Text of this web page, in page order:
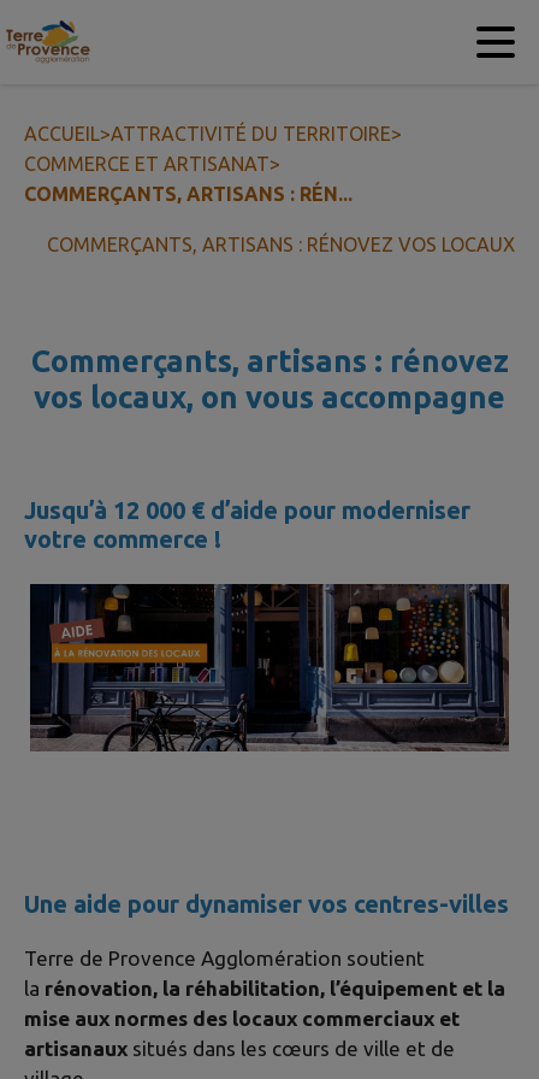
Contenu
ACCUEIL>ATTRACTIVITÉ DU TERRITOIRE>
COMMERCE ET ARTISANAT>
COMMERÇANTS, ARTISANS : RÉN...
COMMERÇANTS, ARTISANS : RÉNOVEZ VOS LOCAUX
Commerçants, artisans : rénovez
vos locaux, on vous accompagne
Jusqu’à 12 000 € d’aide pour moderniser
votre commerce !
Une aide pour dynamiser vos centres-villes
Terre de Provence Agglomération soutient
la rénovation, la réhabilitation, l’équipement et la
mise aux normes des locaux commerciaux et
artisanaux situés dans les cœurs de ville et de